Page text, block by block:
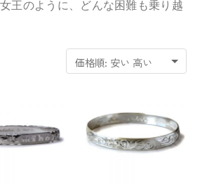
王のように、どんな困難も乗り越